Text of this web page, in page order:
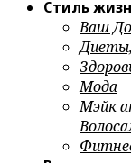
Стиль
Ваш
Мода
Мэйк